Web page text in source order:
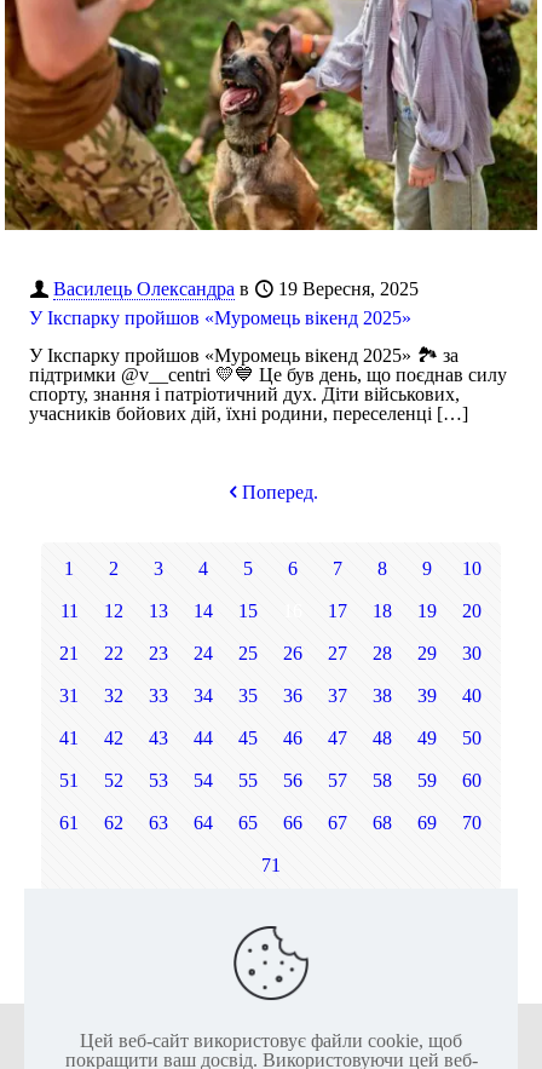
Василець Олександра в
19 Вересня, 2025
У Ікспарку пройшов «Муромець вікенд 2025»
У Ікспарку пройшов «Муромець вікенд 2025» 🏞️ за
підтримки @v__centri 💛💙 Це був день, що поєднав силу
спорту, знання і патріотичний дух. Діти військових,
учасників бойових дій, їхні родини, переселенці […]
Поперед.
1 2 3 4 5 6 7 8 9 10
11 12 13 14 15 17 18 19 20
21 22 23 24 25 26 27 28 29 30
31 32 33 34 35 36 37 38 39 40
41 42 43 44 45 46 47 48 49 50
51 52 53 54 55 56 57 58 59 60
61 62 63 64 65 66 67 68 69 70
71
+38 (050) 136-25-80 +38 (063) 136-25-85
Цей веб-сайт використовує файли cookie, щоб
покращити ваш досвід. Використовуючи цей веб-